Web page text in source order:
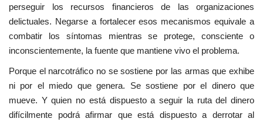
perseguir los recursos financieros de las organizaciones
delictuales. Negarse a fortalecer esos mecanismos equivale a
combatir los síntomas mientras se protege, consciente o
inconscientemente, la fuente que mantiene vivo el problema.
Porque el narcotráfico no se sostiene por las armas que exhibe
ni por el miedo que genera. Se sostiene por el dinero que
mueve. Y quien no está dispuesto a seguir la ruta del dinero
difícilmente podrá afirmar que está dispuesto a derrotar al